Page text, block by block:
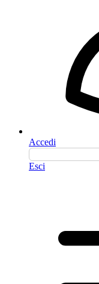
Accedi
Esci